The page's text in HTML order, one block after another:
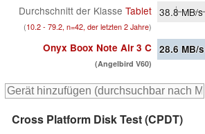
Durchschnitt der Klasse Tablet
(10.2 - 79.2, n=42, der letzten 2 Jahre)
38.8MB/s
Onyx Boox Note Air 3 C
(Angelbird V60)
28.6 MB/s
Cross Platform Disk Test (CPDT)